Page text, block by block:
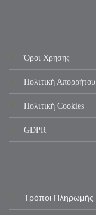
Όροι Χρήσης
Πολιτική Απορρήτου
Πολιτική Cookies
GDPR
Τρόποι Πληρωμής